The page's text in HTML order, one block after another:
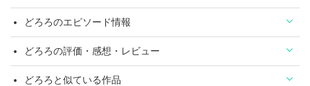
どろろのエピソード情報
どろろの評価・感想・レビュー
どろろと似ている作品